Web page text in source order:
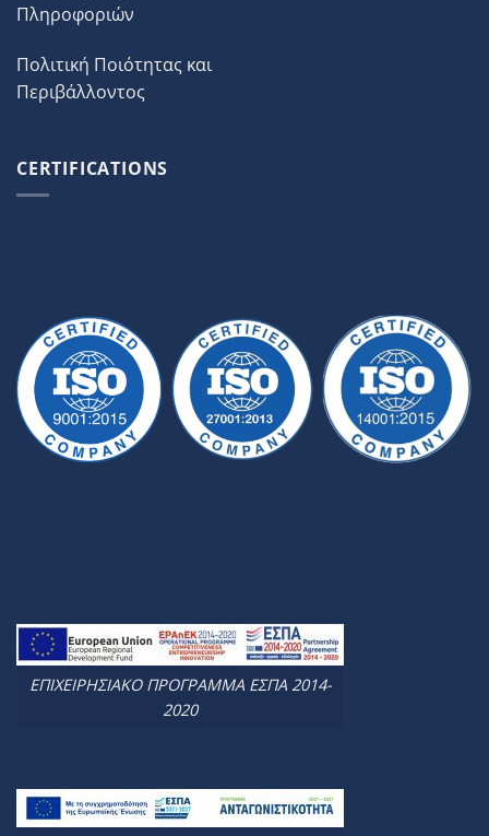
Πληροφοριών
Πολιτική Ποιότητας και
Περιβάλλοντος
CERTIFICATIONS
ΕΠΙΧΕΙΡΗΣΙΑΚΟ ΠΡΟΓΡΑΜΜΑ ΕΣΠΑ 2014-
2020